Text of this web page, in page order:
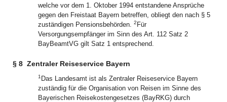
welche vor dem 1. Oktober 1994 entstandene Ansprüche
gegen den Freistaat Bayern betreffen, obliegt den nach § 5
zuständigen Pensionsbehörden. 2 Für
Versorgungsempfänger im Sinn des Art. 112 Satz 2
BayBeamtVG gilt Satz 1 entsprechend.
§ 8 Zentraler Reiseservice Bayern
1 Das Landesamt ist als Zentraler Reiseservice Bayern
zuständig für die Organisation von Reisen im Sinne des
Bayerischen Reisekostengesetzes (BayRKG) durch